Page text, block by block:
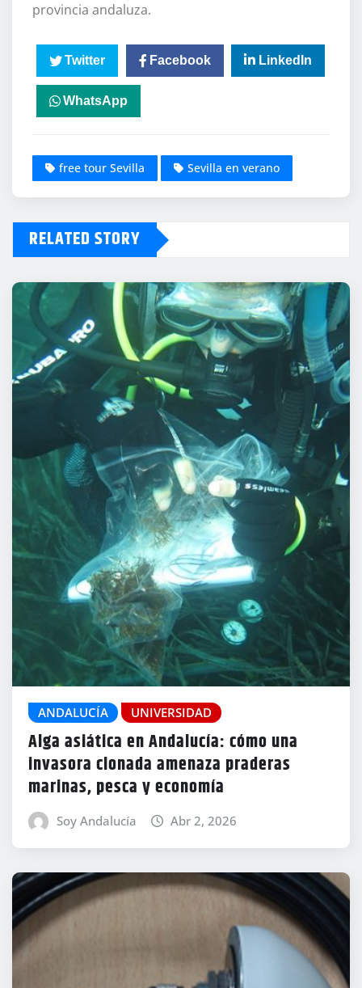
provincia andaluza.
Twitter Facebook LinkedIn
WhatsApp
free tour Sevilla Sevilla en verano
RELATED STORY
ANDALUCÍA UNIVERSIDAD
Alga asiática en Andalucía: cómo una
invasora clonada amenaza praderas
marinas, pesca y economía
Soy Andalucía Abr 2, 2026